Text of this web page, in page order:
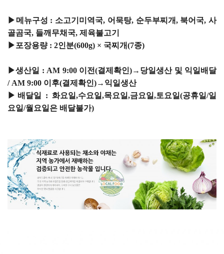
▶메뉴구성 : 소고기미역국, 어묵탕, 순두부찌개, 북어국, 사
골곰국, 들깨무채국, 제육불고기
▶포장용량 : 2인분(600g) × 국찌개(7종)
▶생산일 : AM 9:00 이전(결제확인)→당일생산 및 익일배달
/ AM 9:00 이후(결제확인)→익일생산
▶배달일 : 화요일,수요일,목요일,금요일,토요일(공휴일/일
요일/월요일은 배달불가)